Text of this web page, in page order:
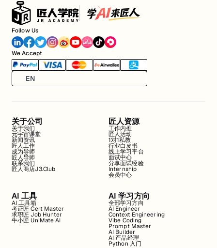
Follow Us
We Accept
EN
关于公司
关于我们
元宇宙课堂
新闻资讯
匠人工作
成为导师
匠人导师
联系我们
匠人商店J3.Club
匠人资源
工作内推
匠人活动
1对1私教
行业白皮书
线上学习平台
面试中心
分享面试经验
Internship
会员中心
AI 工具
AI 工具箱
考证匠 Cert Master
求职匠 Job Hunter
牛小匠 UniMate AI
AI 学习方向
全部学习方向
AI Engineer
Context Engineering
Vibe Coding
Prompt Master
AI Builder
AI 产品经理
Python 入门